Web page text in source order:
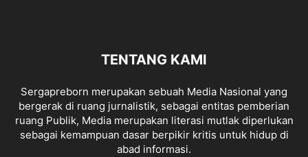
TENTANG KAMI
Sergapreborn merupakan sebuah Media Nasional yang
bergerak di ruang jurnalistik, sebagai entitas pemberian
ruang Publik, Media merupakan literasi mutlak diperlukan
sebagai kemampuan dasar berpikir kritis untuk hidup di
abad informasi.